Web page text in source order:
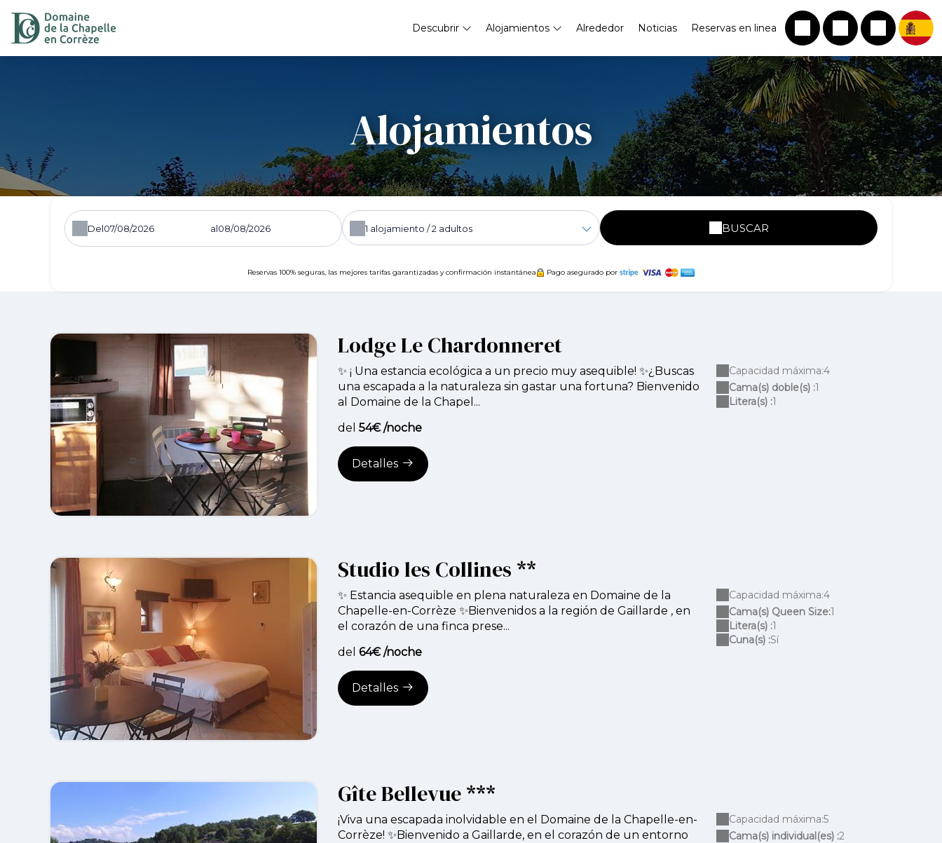
Descubrir Alojamientos Alrededor Noticias Reservas en linea
Alojamientos
Del al 1 alojamiento /2 adultos BUSCAR
Reservas 100% seguras, las mejores tarifas garantizadas y confirmación instantánea Pago asegurado por
Lodge Le Chardonneret
✨ ¡ Una estancia ecológica a un precio muy asequible! ✨¿Buscas
una escapada a la naturaleza sin gastar una fortuna? Bienvenido
al Domaine de la Chapel...
del 54€ /noche
Detalles
Capacidad máxima:4
Cama(s) doble(s) :1
Litera(s) :1
Studio les Collines **
✨ Estancia asequible en plena naturaleza en Domaine de la
Chapelle-en-Corrèze ✨Bienvenidos a la región de Gaillarde , en
el corazón de una finca prese...
del 64€ /noche
Detalles
Capacidad máxima:4
Cama(s) Queen Size:1
Litera(s) :1
Cuna(s) :Sí
Gîte Bellevue ***
¡Viva una escapada inolvidable en el Domaine de la Chapelle-en-
Corrèze! ✨Bienvenido a Gaillarde, en el corazón de un entorno
Capacidad máxima:5
Cama(s) individual(es) :2